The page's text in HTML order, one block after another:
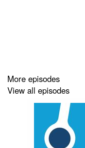
More episodes
View all episodes